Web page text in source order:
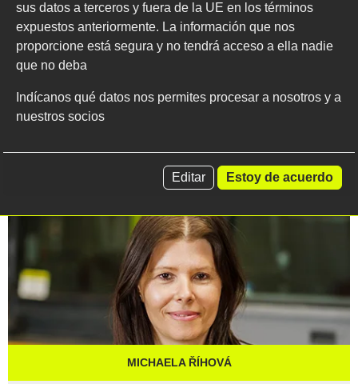
gerente de servicio Červená Voda
+420 777 711 300
Departamento di fatturazione
MICHAELA ŘÍHOVÁ
sus datos a terceros y fuera de la UE en los términos
expuestos anteriormente. La información que nos
proporcione está segura y no tendrá acceso a ella nadie
que no deba
Indícanos qué datos nos permites procesar a nosotros y a
nuestros socios
Editar Estoy de acuerdo